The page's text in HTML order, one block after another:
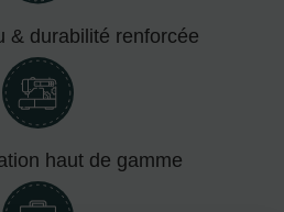
& durabilité renforcée
haut de gamme